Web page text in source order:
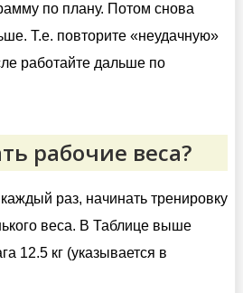
по плану. Потом снова
Т.е. повторите «неудачную»
работайте дальше по
рабочие веса?
раз, начинать тренировку
веса. В Таблице выше
12.5 кг (указывается в